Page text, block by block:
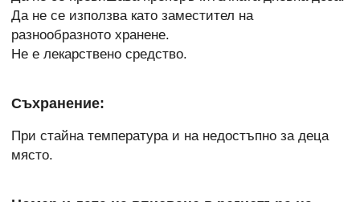
Да не се използва като заместител на
разнообразното хранене.
Не е лекарствено средство.
Съхранение:
При стайна температура и на недостъпно за деца
място.